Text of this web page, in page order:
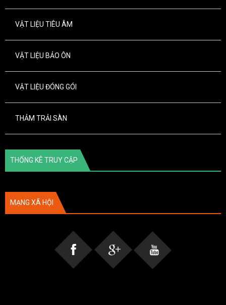
VẬT LIỆU TIÊU ÂM
VẬT LIỆU BẢO ÔN
VẬT LIỆU ĐÓNG GÓI
THẢM TRẢI SÀN
THỐNG KÊ TRUY CẬP
MẠNG XÃ HỘI